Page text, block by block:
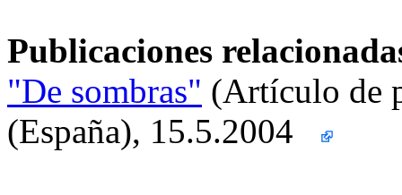
Publicaciones
"De sombras" (Artículo de
(España), 15.5.2004